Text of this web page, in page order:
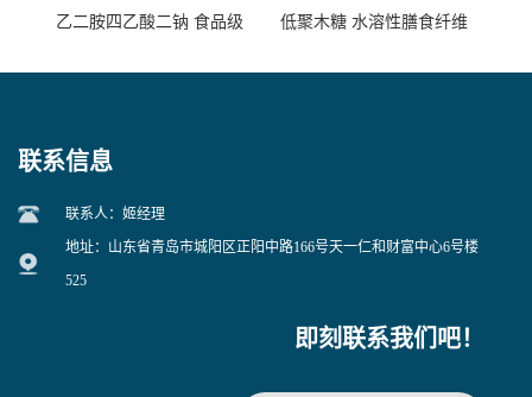
乙二胺四乙酸二钠 食品级
低聚木糖 水溶性膳食纤维
联系信息
联系人：姬经理
地址：山东省青岛市城阳区正阳中路166号天一仁和财富中心6号楼
525
即刻联系我们吧！